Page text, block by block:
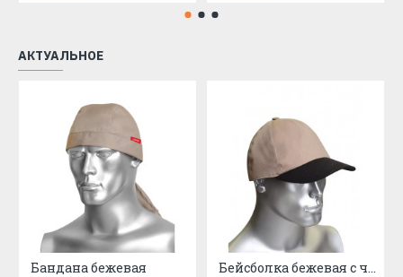
АКТУАЛЬНОЕ
Бандана бежевая Бейсболка бежевая с черным козырьком (тк.PANACOTTA)